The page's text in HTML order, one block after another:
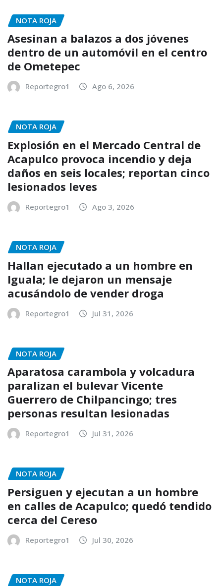
NOTA ROJA
Asesinan a balazos a dos jóvenes
dentro de un automóvil en el centro
de Ometepec
Reportegro1 Ago 6, 2026
NOTA ROJA
Explosión en el Mercado Central de
Acapulco provoca incendio y deja
daños en seis locales; reportan cinco
lesionados leves
Reportegro1 Ago 3, 2026
NOTA ROJA
Hallan ejecutado a un hombre en
Iguala; le dejaron un mensaje
acusándolo de vender droga
Reportegro1 Jul 31, 2026
NOTA ROJA
Aparatosa carambola y volcadura
paralizan el bulevar Vicente
Guerrero de Chilpancingo; tres
personas resultan lesionadas
Reportegro1 Jul 31, 2026
NOTA ROJA
Persiguen y ejecutan a un hombre
en calles de Acapulco; quedó tendido
cerca del Cereso
Reportegro1 Jul 30, 2026
NOTA ROJA